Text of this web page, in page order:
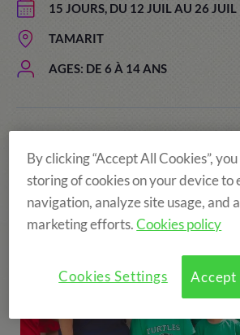
15 JOURS, DU 12 JUIL AU 26 JUIL
TAMARIT
AGES: DE 6 À 14 ANS
By clicking “Accept All Cookies”,
storing of cookies on your device to
navigation, analyze site usage, and
marketing efforts.Cookies policy
Accept
Cookies Settings